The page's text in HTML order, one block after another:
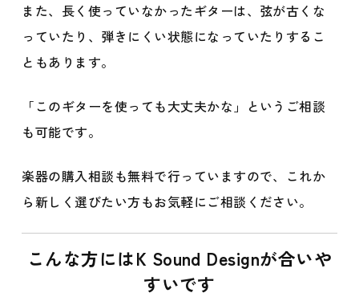
また、長く使っていなかったギターは、弦が古くな
っていたり、弾きにくい状態になっていたりするこ
ともあります。
「このギターを使っても大丈夫かな」というご相談
も可能です。
楽器の購入相談も無料で行っていますので、これか
ら新しく選びたい方もお気軽にご相談ください。
こんな方にはK Sound Designが合いや
すいです